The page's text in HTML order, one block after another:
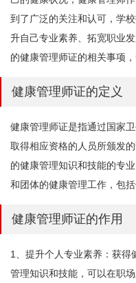
到了广泛的关注和认可，学
升自己专业素养、拓宽职业
的健康管理师证的相关事项
健康管理师证的定义
健康管理师证是指通过国家
取得相应资格的人员所颁发
的健康管理知识和技能的专
和团体的健康管理工作，包
健康管理师证的作用
1、提升个人专业素养：获
管理知识和技能，可以在职